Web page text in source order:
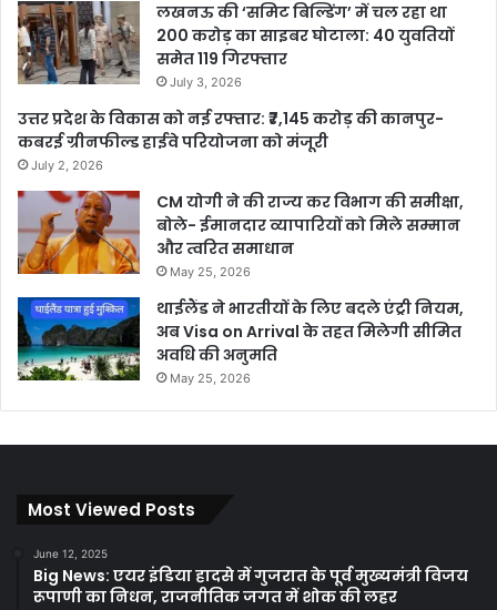
लखनऊ की ‘समिट बिल्डिंग’ में चल रहा था
200 करोड़ का साइबर घोटाला: 40 युवतियों
समेत 119 गिरफ्तार
July 3, 2026
उत्तर प्रदेश के विकास को नई रफ्तार: ₹7,145 करोड़ की कानपुर-
कबरई ग्रीनफील्ड हाईवे परियोजना को मंजूरी
July 2, 2026
CM योगी ने की राज्य कर विभाग की समीक्षा,
बोले- ईमानदार व्यापारियों को मिले सम्मान
और त्वरित समाधान
May 25, 2026
थाईलैंड ने भारतीयों के लिए बदले एंट्री नियम,
अब Visa on Arrival के तहत मिलेगी सीमित
अवधि की अनुमति
May 25, 2026
Most Viewed Posts
June 12, 2025
Big News: एयर इंडिया हादसे में गुजरात के पूर्व मुख्यमंत्री विजय
रूपाणी का निधन, राजनीतिक जगत में शोक की लहर